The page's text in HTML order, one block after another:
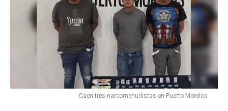
Caen tres narcomenudistas en Puerto Morelos